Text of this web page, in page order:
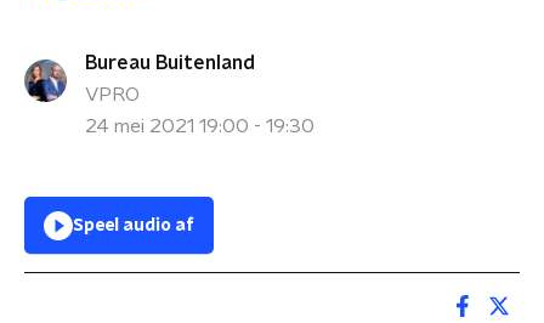
Bureau Buitenland
VPRO
24 mei 2021 19:00 - 19:30
Speel audio af